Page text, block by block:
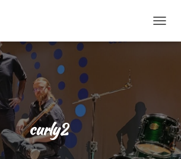
curly2